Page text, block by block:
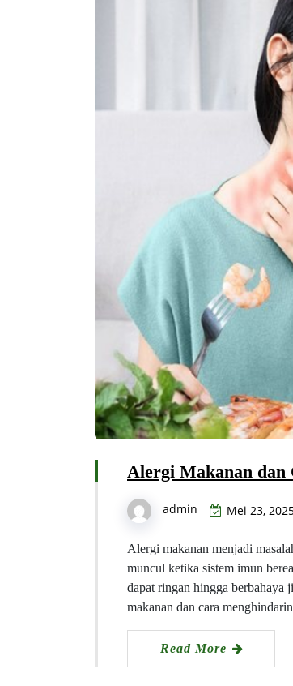
Alergi Makanan
admin Mei 23,
Alergi makanan menjadi
muncul ketika sistem imun
dapat ringan hingga berbahaya
makanan dan cara
Read More